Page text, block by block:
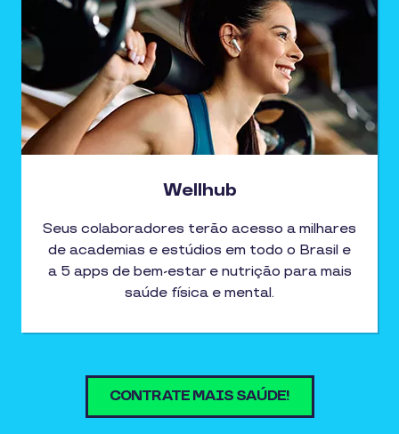
Wellhub
Seus colaboradores terão acesso a milhares
de academias e estúdios em todo o Brasil e
a 5 apps de bem-estar e nutrição para mais
saúde física e mental.
CONTRATE MAIS SAÚDE!